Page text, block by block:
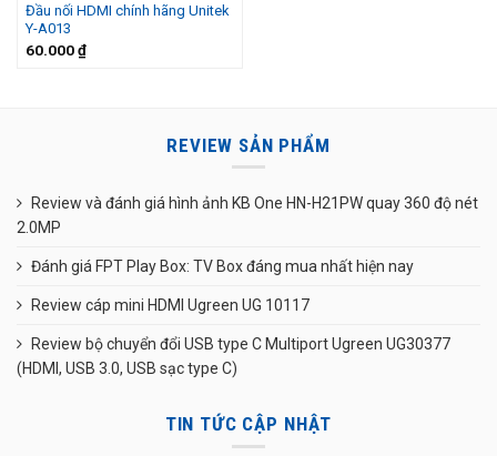
Đầu nối HDMI chính hãng Unitek
Y-A013
60.000₫
REVIEW SẢN PHẨM
Review và đánh giá hình ảnh KB One HN-H21PW quay 360 độ nét
2.0MP
Đánh giá FPT Play Box: TV Box đáng mua nhất hiện nay
Review cáp mini HDMI Ugreen UG 10117
Review bộ chuyển đổi USB type C Multiport Ugreen UG30377
(HDMI, USB 3.0, USB sạc type C)
TIN TỨC CẬP NHẬT